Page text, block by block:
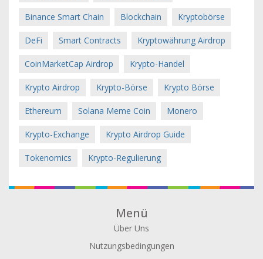
Binance Smart Chain Blockchain Kryptobörse
DeFi Smart Contracts Kryptowährung Airdrop
CoinMarketCap Airdrop Krypto-Handel
Krypto Airdrop Krypto-Börse Krypto Börse
Ethereum Solana Meme Coin Monero
Krypto-Exchange Krypto Airdrop Guide
Tokenomics Krypto-Regulierung
Menü
Über Uns
Nutzungsbedingungen